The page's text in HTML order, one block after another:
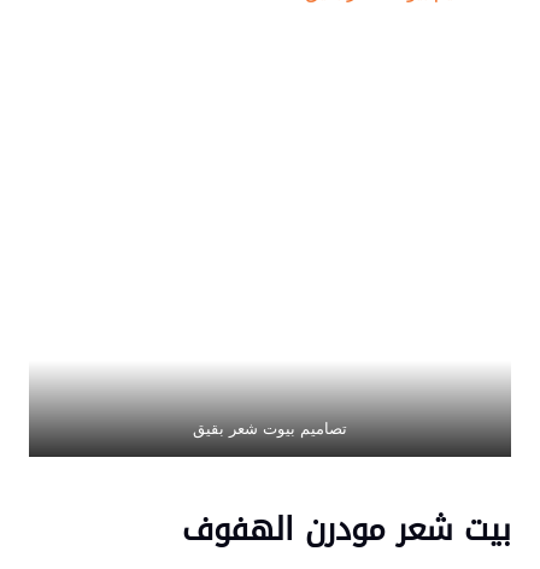
تصاميم بيوت شعر بقيق
بيت شعر مودرن الهفوف